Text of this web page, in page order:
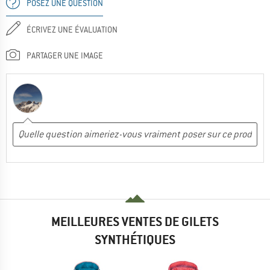
POSEZ UNE QUESTION
ÉCRIVEZ UNE ÉVALUATION
PARTAGER UNE IMAGE
MEILLEURES VENTES DE GILETS
SYNTHÉTIQUES